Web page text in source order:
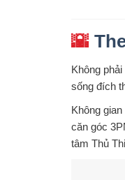
🌇
Không
sống đích
Không
căn góc
tâm Thủ